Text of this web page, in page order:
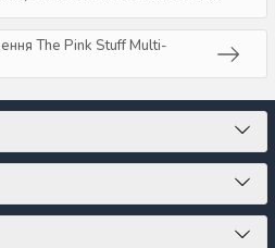
The Pink Stuff Multi-